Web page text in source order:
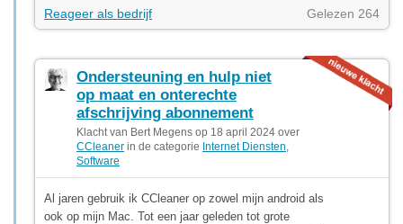
Reageer als bedrijf Gelezen 264
Ondersteuning en hulp niet
op maat en onterechte
afschrijving abonnement
Klacht van Bert Megens op 18 april 2024 over
CCleaner in de categorie Internet Diensten
Software
Al jaren gebruik ik CCleaner op zowel mijn android als
ook op mijn Mac. Tot een jaar geleden tot grote